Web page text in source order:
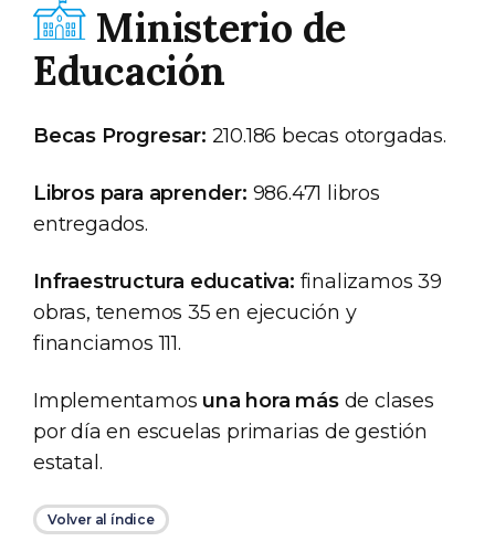
Ministerio de
Educación
Becas Progresar: 210.186 becas otorgadas.
Libros para aprender: 986.471 libros
entregados.
Infraestructura educativa: finalizamos 39
obras, tenemos 35 en ejecución y
financiamos 111.
Implementamos una hora másde clases
por día en escuelas primarias de gestión
estatal.
Volver al índice